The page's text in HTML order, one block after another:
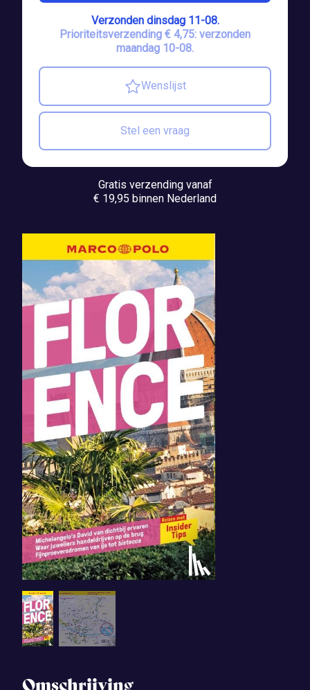
Omschrijving
Verzonden dinsdag 11-08.
Prioriteitsverzending € 4,75: verzonden
maandag 10-08.
Wenslijst
Stel een vraag
Gratis verzending vanaf
€ 19,95 binnen Nederland